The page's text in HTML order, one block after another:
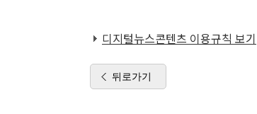
디지털뉴스콘텐츠 이용규칙 보기
뒤로가기